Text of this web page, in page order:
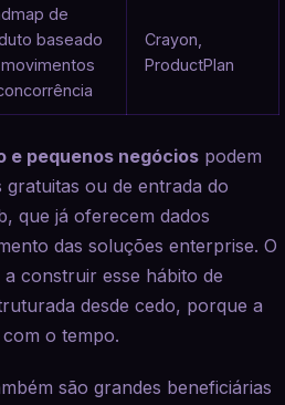
de
baseado
Crayon,
ProductPlan
e pequenos negócios podem
ou de entrada do
que já oferecem dados
das soluções enterprise. O
construir esse hábito de
desde cedo, porque a
o tempo.
são grandes beneficiárias